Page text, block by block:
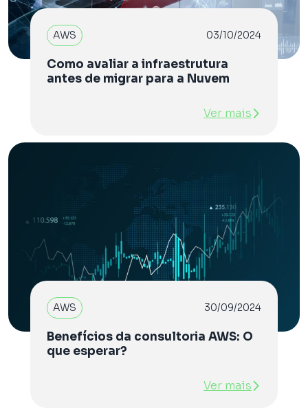
AWS 03/10/2024
Como avaliar a infraestrutura
antes de migrar para a Nuvem
Ver mais
AWS 30/09/2024
Benefícios da consultoria AWS: O
que esperar?
Ver mais